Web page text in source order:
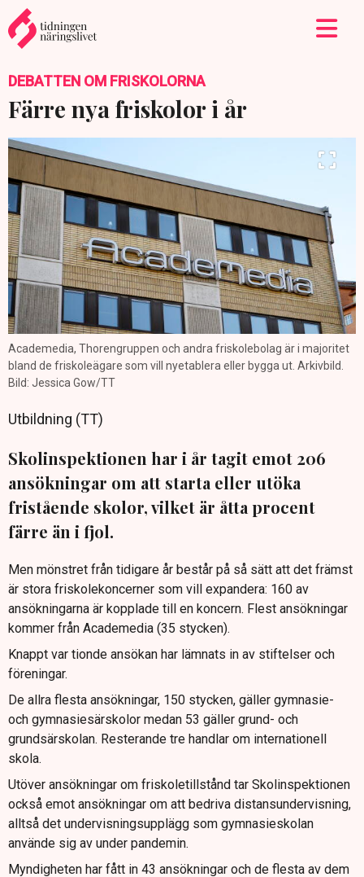
DEBATTEN OM FRISKOLORNA
Färre nya friskolor i år
Academedia, Thorengruppen och andra friskolebolag är i majoritet
bland de friskoleägare som vill nyetablera eller bygga ut. Arkivbild.
Bild: Jessica Gow/TT
Utbildning (TT)
Skolinspektionen har i år tagit emot 206
ansökningar om att starta eller utöka
fristående skolor, vilket är åtta procent
färre än i fjol.
Men mönstret från tidigare år består på så sätt att det främst
är stora friskolekoncerner som vill expandera: 160 av
ansökningarna är kopplade till en koncern. Flest ansökningar
kommer från Academedia (35 stycken).
Knappt var tionde ansökan har lämnats in av stiftelser och
föreningar.
De allra flesta ansökningar, 150 stycken, gäller gymnasie-
och gymnasiesärskolor medan 53 gäller grund- och
grundsärskolan. Resterande tre handlar om internationell
skola.
Utöver ansökningar om friskoletillstånd tar Skolinspektionen
också emot ansökningar om att bedriva distansundervisning,
alltså det undervisningsupplägg som gymnasieskolan
använde sig av under pandemin.
Myndigheten har fått in 43 ansökningar och de flesta av dem